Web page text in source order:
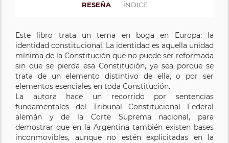
RESEÑA ÍNDICE
Este libro trata un tema en boga en Europa: la
identidad constitucional. La identidad es aquella unidad
mínima de la Constitución que no puede ser reformada
sin que se pierda esa Constitución, ya sea porque se
trata de un elemento distintivo de ella, o por ser
elementos esenciales en toda Constitución.
La autora hace un recorrido por sentencias
fundamentales del Tribunal Constitucional Federal
alemán y de la Corte Suprema nacional, para
demostrar que en la Argentina también existen bases
inconmovibles, aunque no estén explicitadas en la